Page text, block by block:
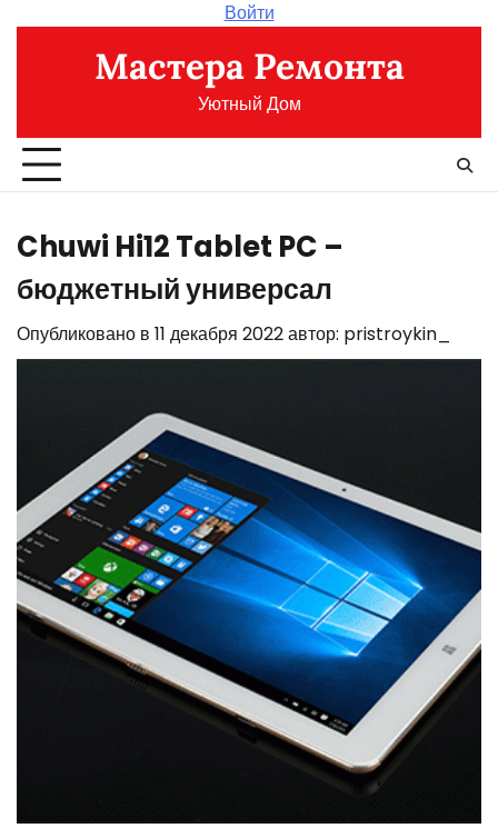
содержимому
Войти
Мастера Ремонта
Уютный Дом
Chuwi Hi12 Tablet PC –
бюджетный универсал
Опубликовано в 11 декабря 2022автор: pristroykin_